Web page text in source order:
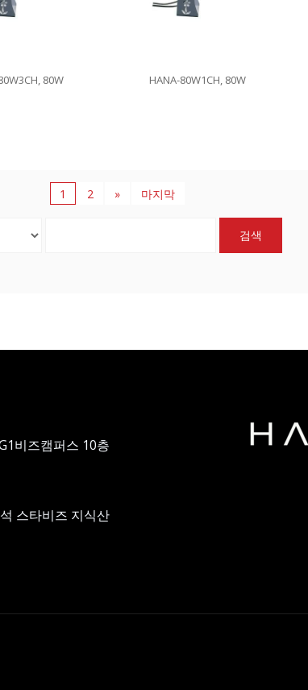
80W HANA-80W1CH, 80W
1 2 » 마지막
검색
비즈캠퍼스 10층
스타비즈 지식산